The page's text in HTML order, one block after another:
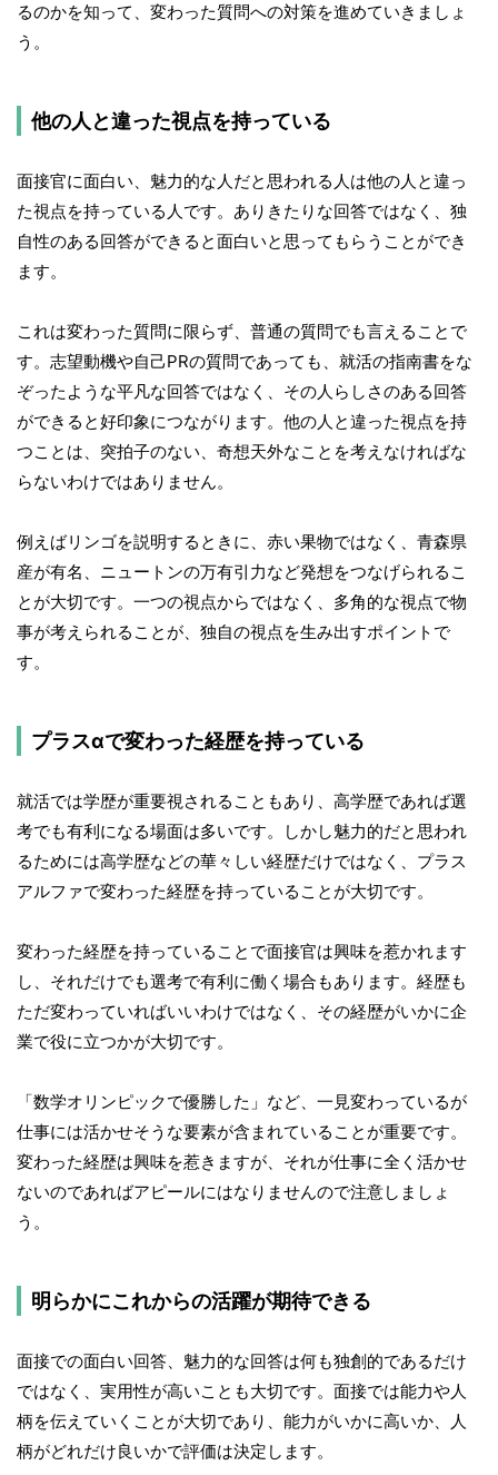
るのかを知って、変わった質問への対策を進めていきましょ
う。
他の人と違った視点を持っている
面接官に面白い、魅力的な人だと思われる人は他の人と違っ
た視点を持っている人です。ありきたりな回答ではなく、独
自性のある回答ができると面白いと思ってもらうことができ
ます。
これは変わった質問に限らず、普通の質問でも言えることで
す。志望動機や自己PRの質問であっても、就活の指南書をな
ぞったような平凡な回答ではなく、その人らしさのある回答
ができると好印象につながります。他の人と違った視点を持
つことは、突拍子のない、奇想天外なことを考えなければな
らないわけではありません。
例えばリンゴを説明するときに、赤い果物ではなく、青森県
産が有名、ニュートンの万有引力など発想をつなげられるこ
とが大切です。一つの視点からではなく、多角的な視点で物
事が考えられることが、独自の視点を生み出すポイントで
す。
プラスαで変わった経歴を持っている
就活では学歴が重要視されることもあり、高学歴であれば選
考でも有利になる場面は多いです。しかし魅力的だと思われ
るためには高学歴などの華々しい経歴だけではなく、プラス
アルファで変わった経歴を持っていることが大切です。
変わった経歴を持っていることで面接官は興味を惹かれます
し、それだけでも選考で有利に働く場合もあります。経歴も
ただ変わっていればいいわけではなく、その経歴がいかに企
業で役に立つかが大切です。
「数学オリンピックで優勝した」など、一見変わっているが
仕事には活かせそうな要素が含まれていることが重要です。
変わった経歴は興味を惹きますが、それが仕事に全く活かせ
ないのであればアピールにはなりませんので注意しましょ
う。
明らかにこれからの活躍が期待できる
面接での面白い回答、魅力的な回答は何も独創的であるだけ
ではなく、実用性が高いことも大切です。面接では能力や人
柄を伝えていくことが大切であり、能力がいかに高いか、人
柄がどれだけ良いかで評価は決定します。